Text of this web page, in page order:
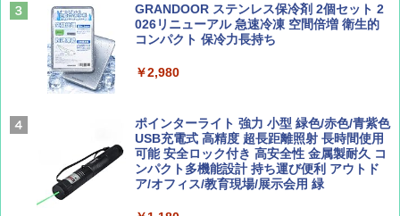
Coyote No.89 特集 星野道夫 夢見る旅
AIRLINE（エアライン）2026年9月号【特
集】ボーイング110周年を祝して！
￥1,760
A26 地球の歩き方 チェコ ポーランド スロヴ
ァキア 2026～2027 地球の歩き方A ヨーロッ
新しい日本地理 地図・統計・移動から読み
解く (講談社現代新書)
￥1,540
500002(88859)
￥5,999
ーティング フルクローズ メッシュ 3-4人用
簡単設置 ポップアップテント エクルベージ
ュ(BC仕様) PATC-150B(EB)
￥9,990
GRANDOOR ステンレス保冷剤 2個セット 2
026リニューアル 急速冷凍 空間倍増 衛生的
コンパクト 保冷力長持ち
￥2,980
ポインターライト 強力 小型 緑色/赤色/青紫色
USB充電式 高精度 超長距離照射 長時間使用
可能 安全ロック付き 高安全性 金属製耐久 コ
ンパクト多機能設計 持ち運び便利 アウトド
ア/オフィス/教育現場/展示会用 緑